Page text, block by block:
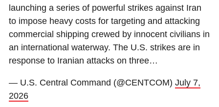
launching a series of powerful strikes against Iran
to impose heavy costs for targeting and attacking
commercial shipping crewed by innocent civilians in
an international waterway. The U.S. strikes are in
response to Iranian attacks on three…
— U.S. Central Command (@CENTCOM) July 7,
2026